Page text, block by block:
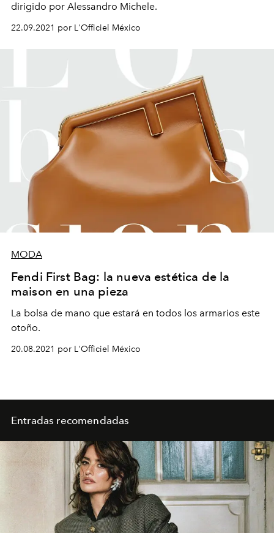
dirigido por Alessandro Michele.
22.09.2021 por L'Officiel México
MODA
Fendi First Bag: la nueva estética de la
maison en una pieza
La bolsa de mano que estará en todos los armarios este
otoño.
20.08.2021 por L'Officiel México
Entradas recomendadas